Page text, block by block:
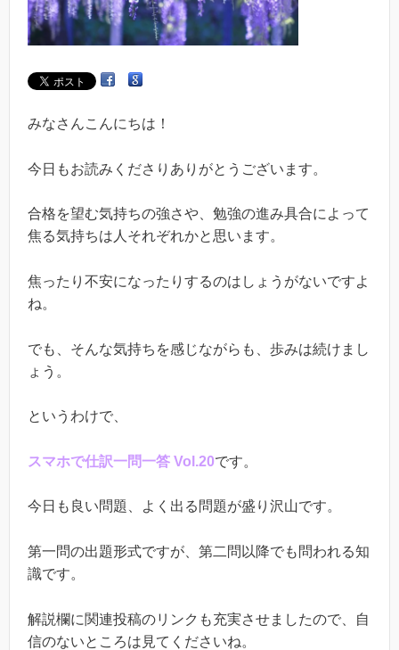
みなさんこんにちは！
今日もお読みくださりありがとうございます。
合格を望む気持ちの強さや、勉強の進み具合によって
焦る気持ちは人それぞれかと思います。
焦ったり不安になったりするのはしょうがないですよ
ね。
でも、そんな気持ちを感じながらも、歩みは続けまし
ょう。
というわけで、
スマホで仕訳一問一答 Vol.20です。
今日も良い問題、よく出る問題が盛り沢山です。
第一問の出題形式ですが、第二問以降でも問われる知
識です。
解説欄に関連投稿のリンクも充実させましたので、自
信のないところは見てくださいね。